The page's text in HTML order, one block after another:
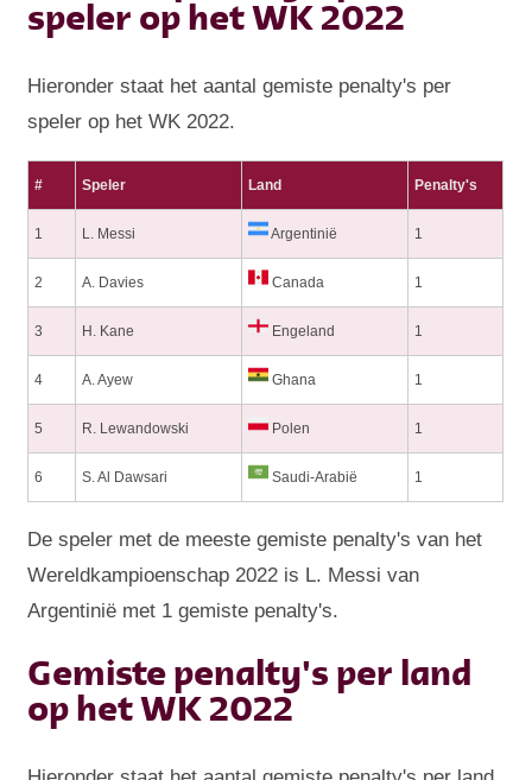
speler op het WK 2022
Hieronder staat het aantal gemiste penalty's per
speler op het WK 2022.
# Speler Land Penalty's
1 L. Messi Argentinië 1
2 A. Davies Canada 1
3 H. Kane Engeland 1
4 A. Ayew Ghana 1
5 R. Lewandowski Polen 1
6 S. Al Dawsari Saudi-Arabië 1
De speler met de meeste gemiste penalty's van het
Wereldkampioenschap 2022 is L. Messi van
Argentinië met 1 gemiste penalty's.
Gemiste penalty's per land
op het WK 2022